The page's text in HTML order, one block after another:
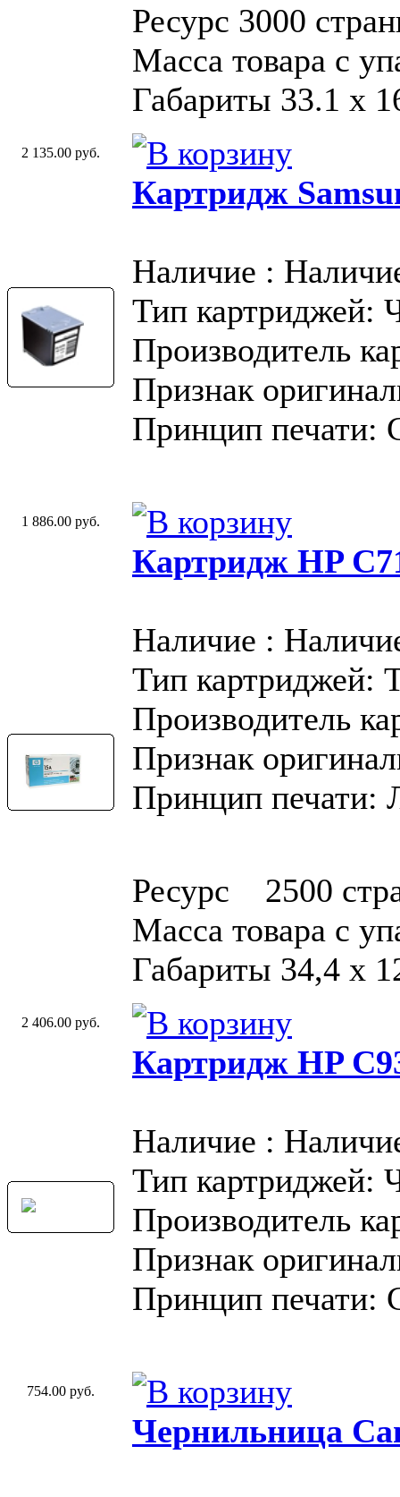
Ресурс 3000
Масса товара с
Габариты 33.1 х
2 135.00 руб.
Картридж
Наличие :
Тип картриджей:
Производитель
Признак
Принцип печати:
1 886.00 руб.
Картридж HP
Наличие :
Тип картриджей:
Производитель
Признак
Принцип печати:
Ресурс 2500
Масса товара с
Габариты 34,4 x
2 406.00 руб.
Картридж HP
Наличие :
Тип картриджей:
Производитель
Признак
Принцип печати:
754.00 руб.
Чернильница